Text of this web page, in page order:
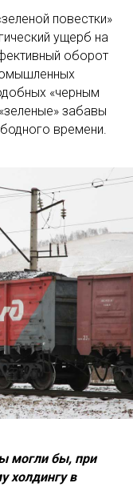
повестки»
ущерб на
оборот
«черным
забавы
времени.
могли бы, при
холдингу в